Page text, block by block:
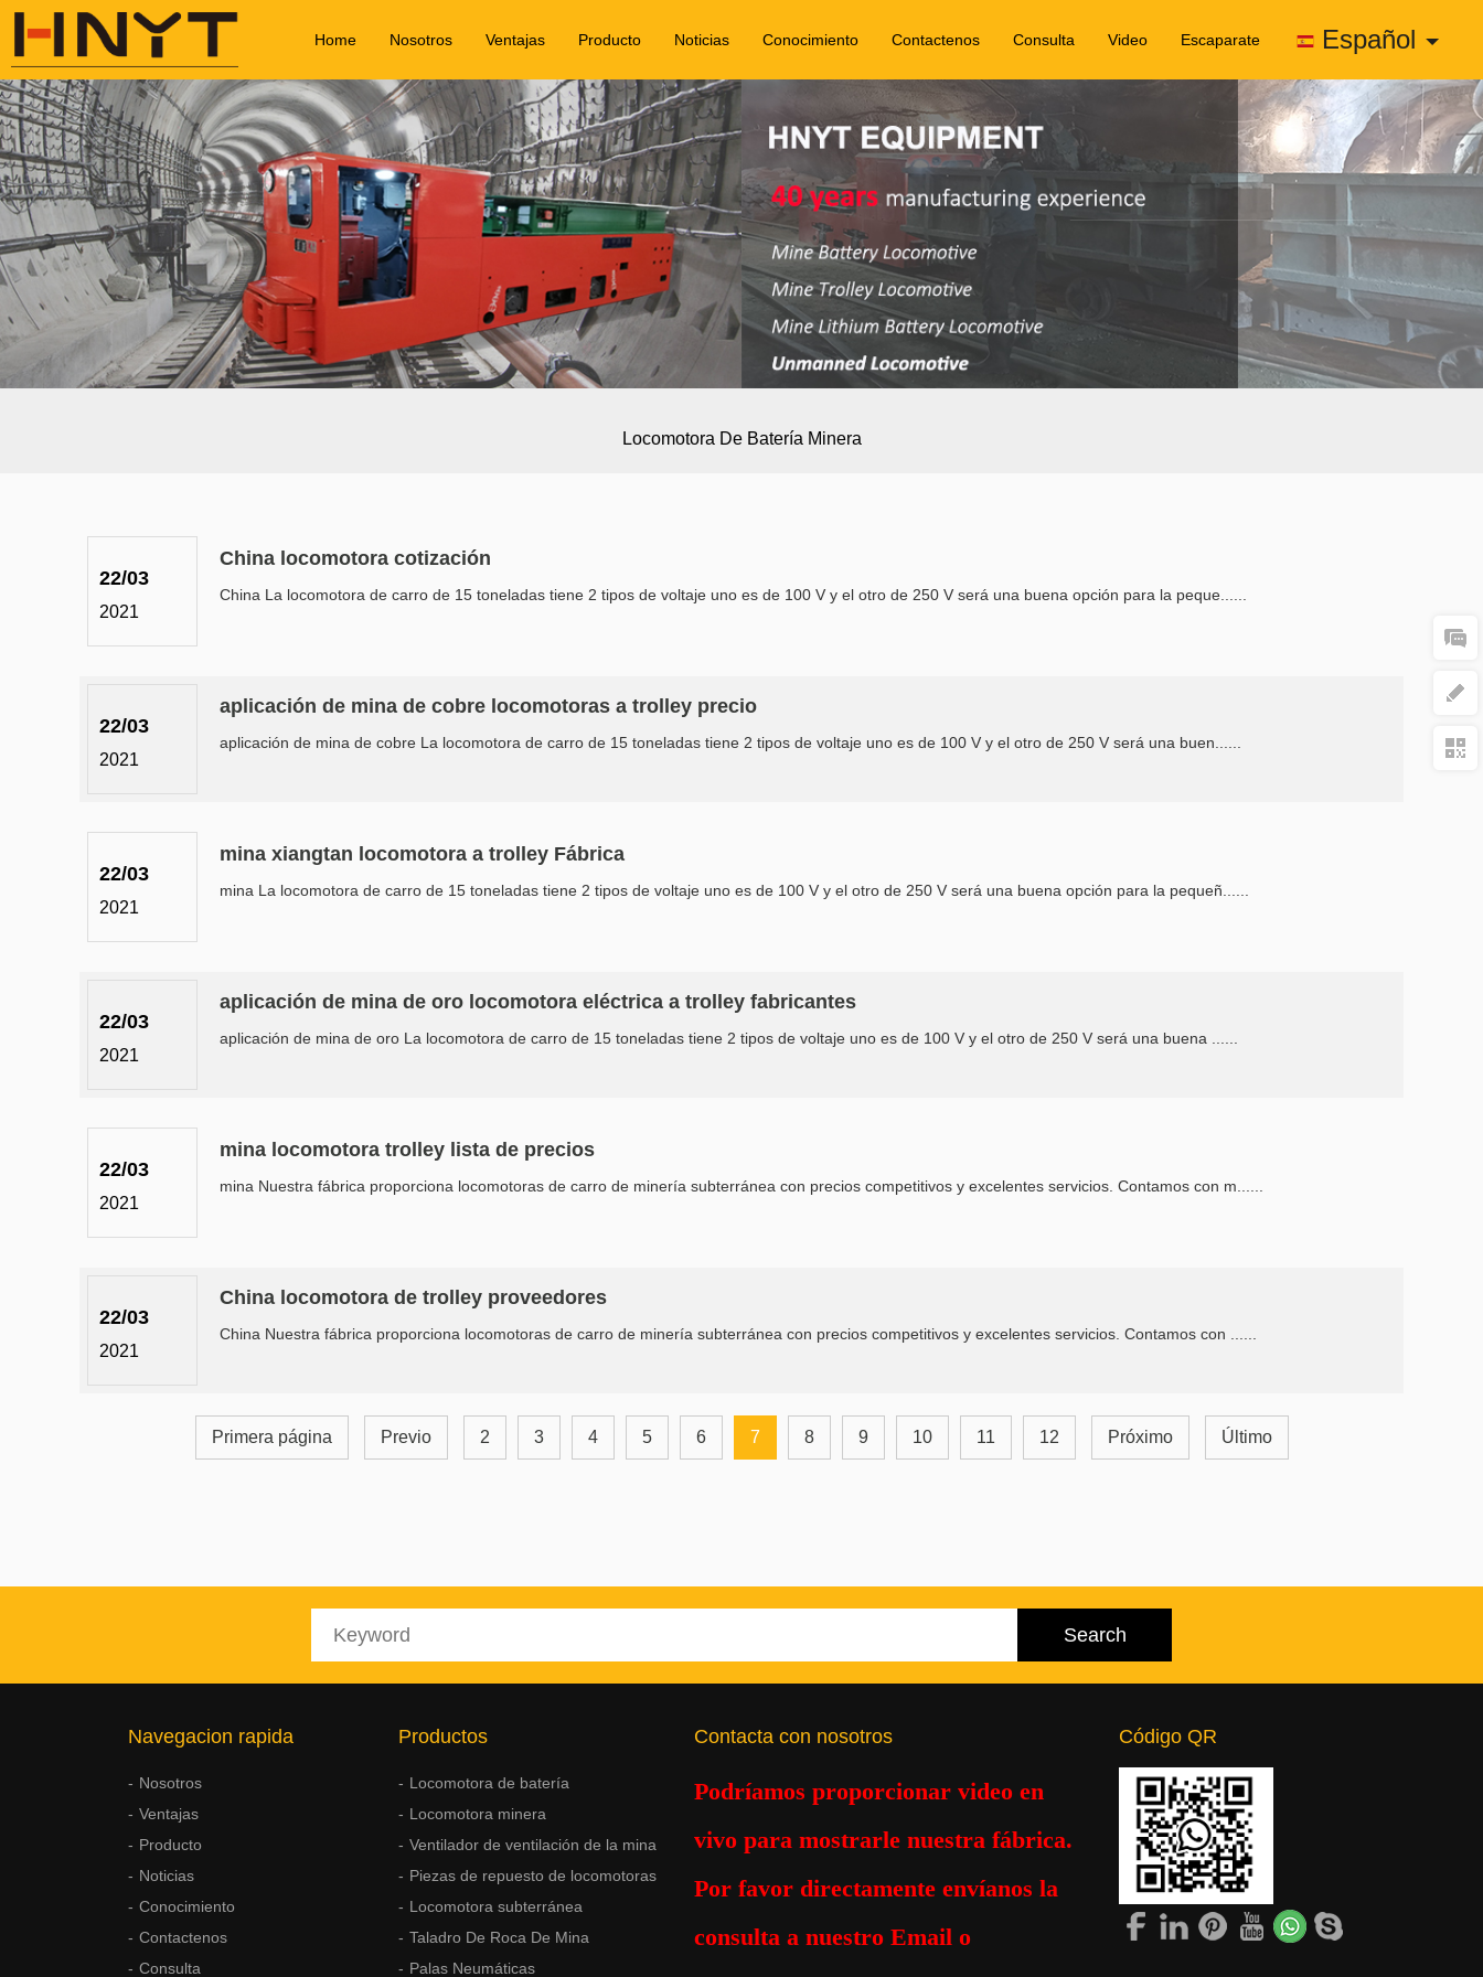
Home Nosotros Ventajas Producto Noticias Conocimiento Contactenos Consulta Video Escaparate Español
Locomotora De Batería Minera
22/03
2021
China locomotora cotización
China La locomotora de carro de 15 toneladas tiene 2 tipos de voltaje uno es de 100 V y el otro de 250 V será una buena opción para la peque......
22/03
2021
aplicación de mina de cobre locomotoras a trolley precio
aplicación de mina de cobre La locomotora de carro de 15 toneladas tiene 2 tipos de voltaje uno es de 100 V y el otro de 250 V será una buen......
22/03
2021
mina xiangtan locomotora a trolley Fábrica
mina La locomotora de carro de 15 toneladas tiene 2 tipos de voltaje uno es de 100 V y el otro de 250 V será una buena opción para la pequeñ......
22/03
2021
aplicación de mina de oro locomotora eléctrica a trolley fabricantes
aplicación de mina de oro La locomotora de carro de 15 toneladas tiene 2 tipos de voltaje uno es de 100 V y el otro de 250 V será una buena ......
22/03
2021
mina locomotora trolley lista de precios
mina Nuestra fábrica proporciona locomotoras de carro de minería subterránea con precios competitivos y excelentes servicios. Contamos con m......
22/03
2021
China locomotora de trolley proveedores
China Nuestra fábrica proporciona locomotoras de carro de minería subterránea con precios competitivos y excelentes servicios. Contamos con ......
Primera página Previo 2 3 4 5 6 7 8 9 10 11 12 Próximo Último
Navegacion rapida
Nosotros
Ventajas
Producto
Noticias
Conocimiento
Contactenos
Consulta
Productos
Locomotora de batería
Locomotora minera
Ventilador de ventilación de la mina
Piezas de repuesto de locomotoras
Locomotora subterránea
Taladro De Roca De Mina
Palas Neumáticas
Contacta con nosotros
Podríamos proporcionar video en
vivo para mostrarle nuestra fábrica.
Por favor directamenteenvíanos la
consulta a nuestro Email o
Código QR